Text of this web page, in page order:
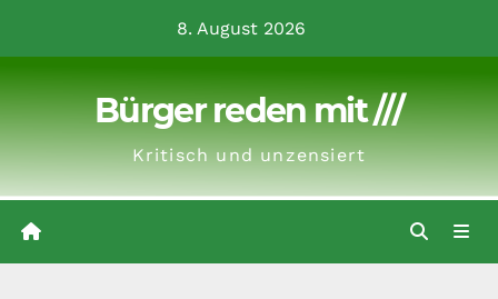
8. August 2026
Bürger reden mit ///
Kritisch und unzensiert